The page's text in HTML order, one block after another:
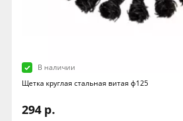
В наличии
Щетка круглая стальная витая ф125
294 р.